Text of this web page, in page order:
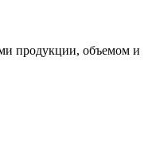
продукции, объемом и